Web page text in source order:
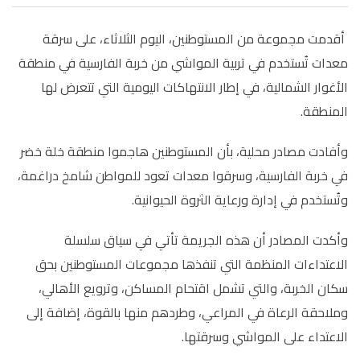
أقدمت مجموعة من المستوطنين، اليوم الثلاثاء، على سرقة
معدات تُستخدم في تربية المواشي من خربة الفارسية في منطقة
الأغوار الشمالية، في إطار الانتهاكات اليومية التي تتعرض لها
المنطقة.
وأفادت مصادر محلية، بأن المستوطنين هاجموا منطقة خلة خضر
في خربة الفارسية، وسرقوا معدات تعود للمواطن شامخ دراغمة،
وتُستخدم في إدارة ورعاية الثروة الحيوانية.
وأكدت المصادر أن هذه الجريمة تأتي في سياق سلسلة
الاعتداءات المنظمة التي تنفذها مجموعات المستوطنين بحق
سكان الخربة، والتي تشمل اقتحام المساكن، وترويع الأهالي،
وملاحقة الرعاة في المراعي، وطردهم منها بالقوة، إضافة إلى
الاعتداء على المواشي وسرقتها.